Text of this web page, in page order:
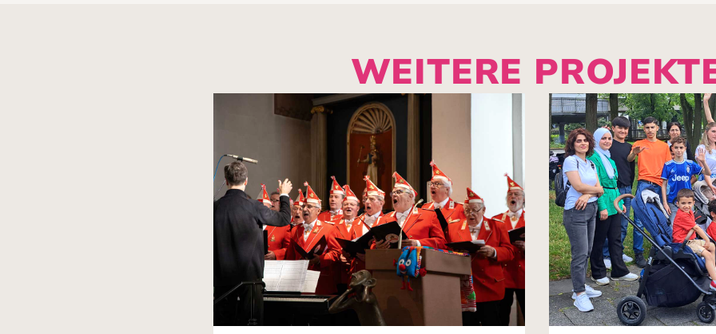
WEITERE